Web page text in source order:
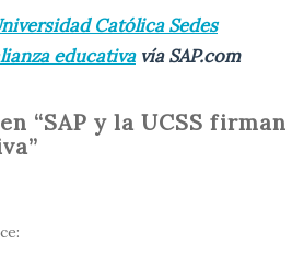
Católica Sedes
educativavía SAP.com
“SAP y la UCSS firman